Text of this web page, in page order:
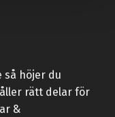
så höjer du
rätt delar för
&